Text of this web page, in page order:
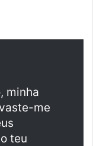
minha
me
teu